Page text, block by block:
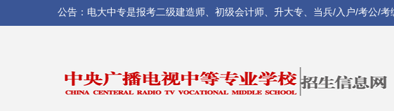
公告：电大中专是报考二级建造师、初级会计师、升大专、当兵/入户/考公/